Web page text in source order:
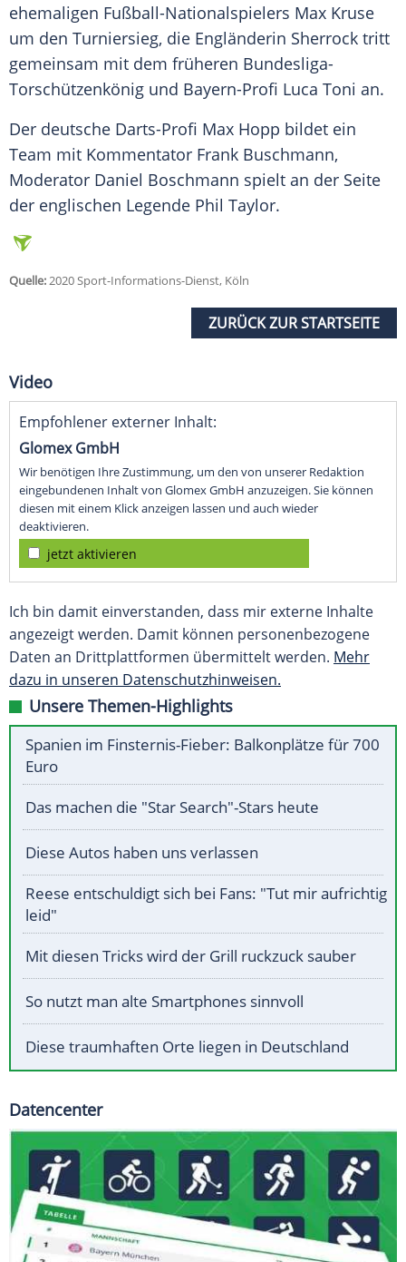
ehemaligen Fußball-Nationalspielers Max Kruse
um den Turniersieg, die Engländerin Sherrock tritt
gemeinsam mit dem früheren Bundesliga-
Torschützenkönig und Bayern-Profi Luca Toni an.
Der deutsche Darts-Profi Max Hopp bildet ein
Team mit Kommentator Frank Buschmann,
Moderator Daniel Boschmann spielt an der Seite
der englischen Legende Phil Taylor.
Quelle:2020 Sport-Informations-Dienst, Köln
ZURÜCK ZUR STARTSEITE
Video
Empfohlener externer Inhalt:
Glomex GmbH
Wir benötigen Ihre Zustimmung, um den von unserer Redaktion
eingebundenen Inhalt von Glomex GmbH anzuzeigen. Sie können
diesen mit einem Klick anzeigen lassen und auch wieder
deaktivieren.
jetzt aktivieren
Ich bin damit einverstanden, dass mir externe Inhalte
angezeigt werden. Damit können personenbezogene
Daten an Drittplattformen übermittelt werden. Mehr
dazu in unseren Datenschutzhinweisen.
Unsere Themen-Highlights
Spanien im Finsternis-Fieber: Balkonplätze für 700
Euro
Das machen die "Star Search"-Stars heute
Diese Autos haben uns verlassen
Reese entschuldigt sich bei Fans: "Tut mir aufrichtig
leid"
Mit diesen Tricks wird der Grill ruckzuck sauber
So nutzt man alte Smartphones sinnvoll
Diese traumhaften Orte liegen in Deutschland
Datencenter